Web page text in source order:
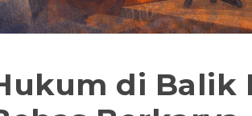
di Balik